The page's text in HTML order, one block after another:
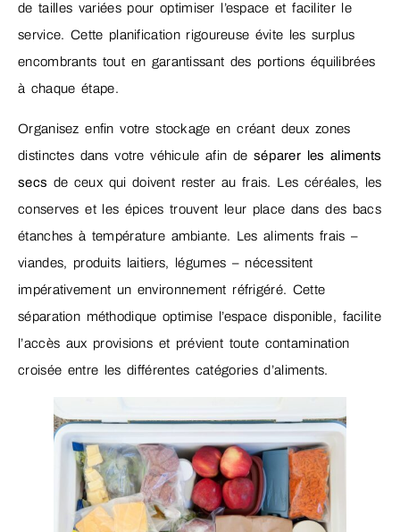
de tailles variées pour optimiser l’espace et faciliter le
service. Cette planification rigoureuse évite les surplus
encombrants tout en garantissant des portions équilibrées
à chaque étape.
Organisez enfin votre stockage en créant deux zones
distinctes dans votre véhicule afin de séparer les aliments
secs de ceux qui doivent rester au frais. Les céréales, les
conserves et les épices trouvent leur place dans des bacs
étanches à température ambiante. Les aliments frais –
viandes, produits laitiers, légumes – nécessitent
impérativement un environnement réfrigéré. Cette
séparation méthodique optimise l’espace disponible, facilite
l’accès aux provisions et prévient toute contamination
croisée entre les différentes catégories d’aliments.